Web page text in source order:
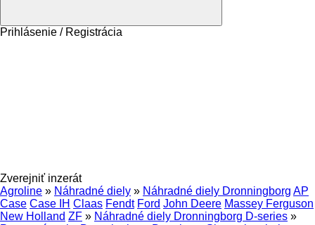
Prihlásenie / Registrácia
Zverejniť inzerát
Agroline » Náhradné diely » Náhradné diely Dronningborg AP
Case Case IH Claas Fendt Ford John Deere Massey Ferguson
New Holland ZF » Náhradné diely Dronningborg D-series »